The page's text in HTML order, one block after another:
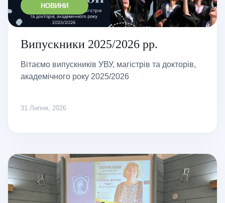
НОВИНИ
Випускники 2025/2026 рр.
Вітаємо випускників УВУ, магістрів та докторів,
академічного року 2025/2026
31 Липня, 2026